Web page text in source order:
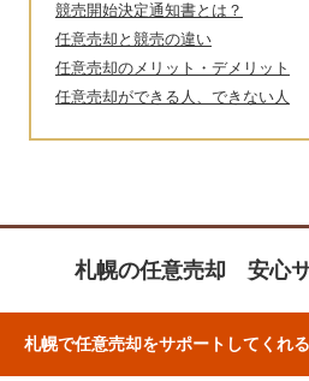
競売開始決定通知書とは？
任意売却と競売の違い
任意売却のメリット・デメリット
任意売却ができる人、できない人
札幌の任意売却 安心
札幌で任意売却をサポートしてくれ